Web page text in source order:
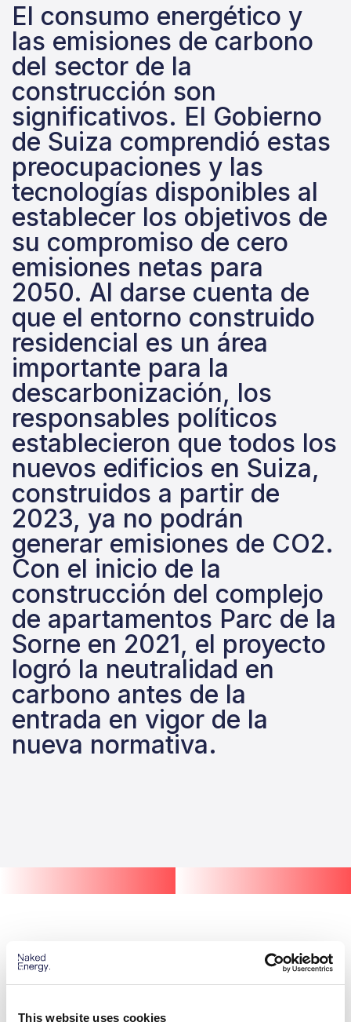
This website uses cookies
El consumo energético y
las emisiones de carbono
del sector de la
construcción son
significativos. El Gobierno
de Suiza comprendió estas
preocupaciones y las
tecnologías disponibles al
establecer los objetivos de
su compromiso de cero
emisiones netas para
2050. Al darse cuenta de
que el entorno construido
residencial es un área
importante para la
descarbonización, los
responsables políticos
establecieron que todos los
nuevos edificios en Suiza,
construidos a partir de
2023, ya no podrán
generar emisiones de CO2.
Con el inicio de la
construcción del complejo
de apartamentos Parc de la
Sorne en 2021, el proyecto
logró la neutralidad en
carbono antes de la
entrada en vigor de la
nueva normativa.